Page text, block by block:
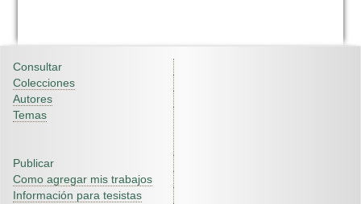
Consultar
Colecciones
Autores
Temas
Publicar
Como agregar mis trabajos
Información para tesistas